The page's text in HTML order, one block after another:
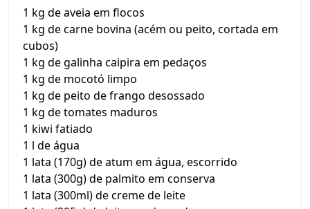
1 kg de aveia em flocos
1 kg de carne bovina (acém ou peito, cortada em
cubos)
1 kg de galinha caipira em pedaços
1 kg de mocotó limpo
1 kg de peito de frango desossado
1 kg de tomates maduros
1 kiwi fatiado
1 l de água
1 lata (170g) de atum em água, escorrido
1 lata (300g) de palmito em conserva
1 lata (300ml) de creme de leite